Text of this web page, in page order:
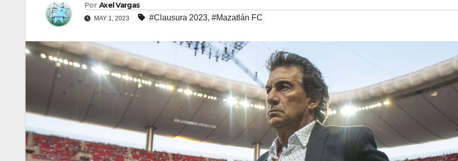
Por Axel Vargas
MAY 1, 2023 #Clausura 2023, #Mazatlán FC